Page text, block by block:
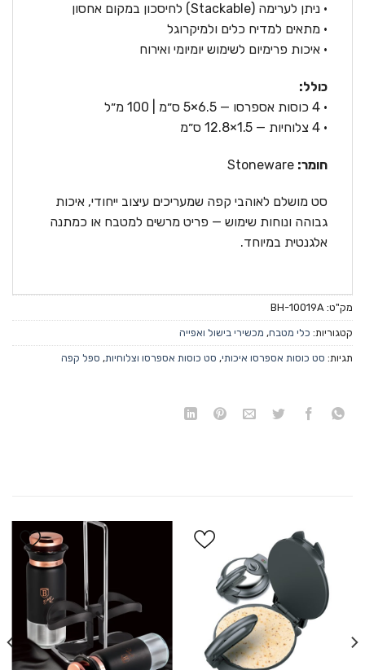
• ניתן לערימה (Stackable) לחיסכון במקום אחסון
• מתאים למדיח כלים ולמיקרוגל
• איכות פרימיום לשימוש יומיומי ואירוח
כולל:
• ‎4 כוסות אספרסו — ‎5×6.5 ס״מ | ‎100 מ״ל
• ‎4 צלוחיות — ‎12.8×1.5 ס״מ
חומר:
סט מושלם לאוהבי קפה שמעריכים עיצוב ייחודי, איכות
גבוהה ונוחות שימוש — פריט מרשים למטבח או כמתנה
אלגנטית במיוחד.
מק"ט: BH-10019A
קטגוריות: כלי מטבח, מכשירי בישול ואפייה
תגיות: סט כוסות אספרסו איכותי, סט כוסות אספרסו וצלוחיות, ספל קפה
ל
WISHLIST
ל
WISHLIST